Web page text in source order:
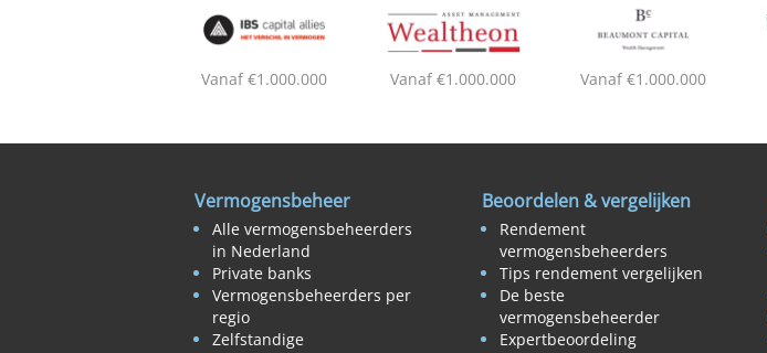
Vanaf €1.000.000 Vanaf €1.000.000 Vanaf €1.000.000
Vermogensbeheer
Alle vermogensbeheerders
in Nederland
Private banks
Vermogensbeheerders per
regio
Zelfstandige
Beoordelen & vergelijken
Rendement
vermogensbeheerders
Tips rendement vergelijken
De beste
vermogensbeheerder
Expertbeoordeling